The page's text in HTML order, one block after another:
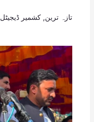
تازہ ترین کشمیر ڈیجیٹل